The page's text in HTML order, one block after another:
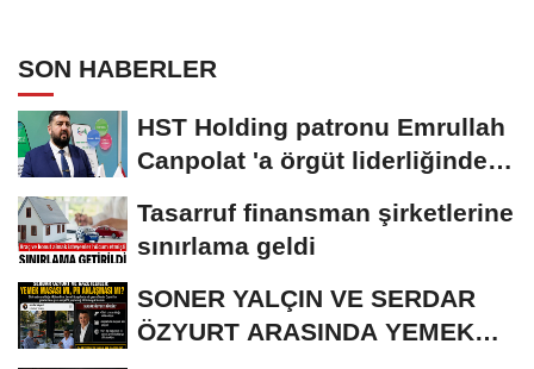
SON HABERLER
HST Holding patronu Emrullah
Canpolat 'a örgüt liderliğinden
Tasarruf finansman şirketlerine
sınırlama geldi
SONER YALÇIN VE SERDAR
ÖZYURT ARASINDA YEMEK